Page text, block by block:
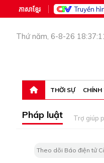
ភាសាខ្មែរ Truyền
Thứ năm, 6-8-26
THỜI SỰ CHÍNH
Pháp luật Trợ giúp
Theo dõi Báo điện tử